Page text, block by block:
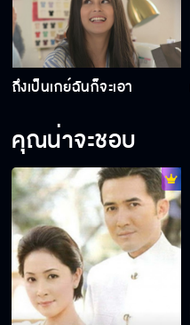
ถึงเป็นเกย์ฉันก็จะเอา
คุณน่าจะชอบ